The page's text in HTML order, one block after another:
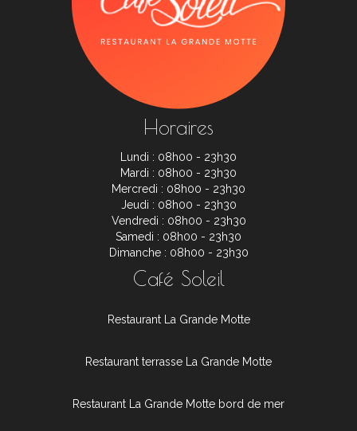
Horaires
Lundi : 08h00 - 23h30
Mardi : 08h00 - 23h30
Mercredi : 08h00 - 23h30
Jeudi : 08h00 - 23h30
Vendredi : 08h00 - 23h30
Samedi : 08h00 - 23h30
Dimanche : 08h00 - 23h30
Café Soleil
Restaurant La Grande Motte
Restaurant terrasse La Grande Motte
Restaurant La Grande Motte bord de mer